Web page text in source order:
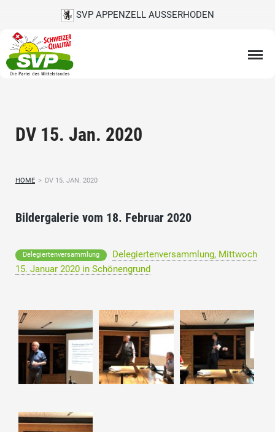
SVP APPENZELL AUSSERHODEN
DV 15. Jan. 2020
HOME > DV 15. JAN. 2020
Bildergalerie vom 18. Februar 2020
Delegiertenversammlung
Delegiertenversammlung, Mittwoch
15. Januar 2020 in Schönengrund